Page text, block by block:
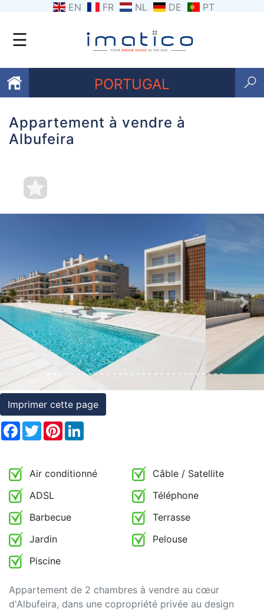
EN FR NL DE PT
☰
PORTUGAL
Favoris
nous
Contactez
et
conditions
Témoignages
Conseils
Juridiques
Appartement à vendre à
Albufeira
Previous Next
Imprimer cette page
Facebook
TwitterPinterest
Air conditionné
Câble / Satellite
ADSL
Téléphone
Barbecue
Terrasse
Jardin
Pelouse
Piscine
Appartement de 2 chambres à vendre au cœur
d'Albufeira, dans une copropriété privée au design